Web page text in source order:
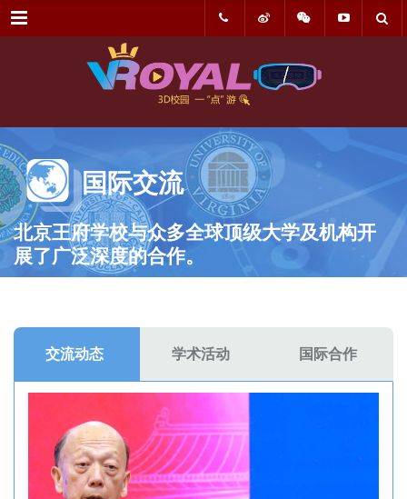
菜单
国际交流
北京王府学校与众多全球顶级大学及机构开
展了广泛深度的合作。
交流动态 学术活动 国际合作